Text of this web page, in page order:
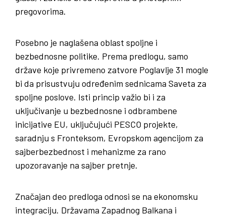
pregovorima.
Posebno je naglašena oblast spoljne i
bezbednosne politike. Prema predlogu, samo
države koje privremeno zatvore Poglavlje 31 mogle
bi da prisustvuju određenim sednicama Saveta za
spoljne poslove. Isti princip važio bi i za
uključivanje u bezbednosne i odbrambene
inicijative EU, uključujući PESCO projekte,
saradnju s Fronteksom, Evropskom agencijom za
sajberbezbednost i mehanizme za rano
upozoravanje na sajber pretnje.
Značajan deo predloga odnosi se na ekonomsku
integraciju. Državama Zapadnog Balkana i